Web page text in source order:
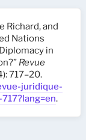
Richard, and
Nations
in
Revue
717–20.
juridique-
.